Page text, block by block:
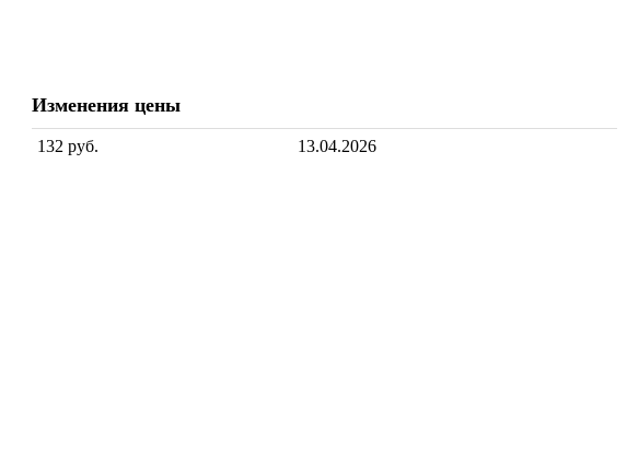
Изменения цены
132 руб. 13.04.2026